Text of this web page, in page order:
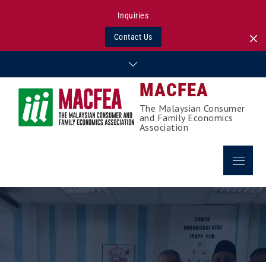
Inquiries
Contact Us
content
MACFEA
The Malaysian Consumer
and Family Economics
Association
Menu